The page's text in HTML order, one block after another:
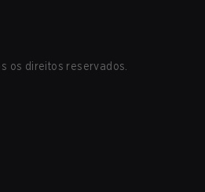
os direitos reservados.